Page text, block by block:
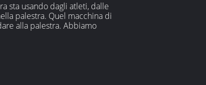
sta usando dagli atleti, dalle
palestra. Quel macchina di
alla palestra. Abbiamo